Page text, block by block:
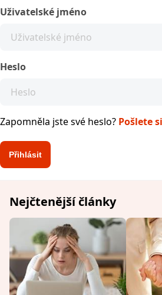
Uživatelské jméno
Heslo
Zapomněla jste své heslo? Pošlete
Nejčtenější články